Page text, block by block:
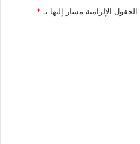
الحقول الإلزامية مشار إليها بـ *